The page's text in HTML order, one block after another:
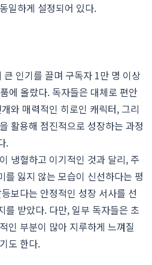
일하게 설정되어 있다.
인기를 끌며 구독자 1만 명 이상
에 올랐다. 독자들은 대체로 편안
와 매력적인 히로인 캐릭터, 그리
활용해 점진적으로 성장하는 과정
.
냉혈하고 이기적인 것과 달리, 주
를 잃지 않는 모습이 신선하다는 평
보다는 안정적인 성장 서사를 선
를 받았다. 다만, 일부 독자들은 초
인 부분이 많아 지루하게 느껴질
도 한다.